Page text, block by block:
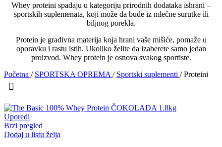
Whey proteini spadaju u kategoriju prirodnih dodataka ishrani –
sportskih suplemenata, koji može da bude iz mlečne surutke ili
biljnog porekla.
Protein je gradivna materija koja hrani vaše mišiće, pomaže u
oporavku i rastu istih. Ukoliko želite da izaberete samo jedan
proizvod. Whey protein je osnova svakog sportiste.
Početna / SPORTSKA OPREMA / Sportski suplementi / Proteini
Uporedi
Brzi pregled
Dodaj u listu želja